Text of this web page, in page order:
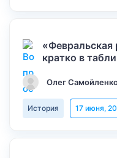
«Февральская
кратко в
Олег
История 17 июня,